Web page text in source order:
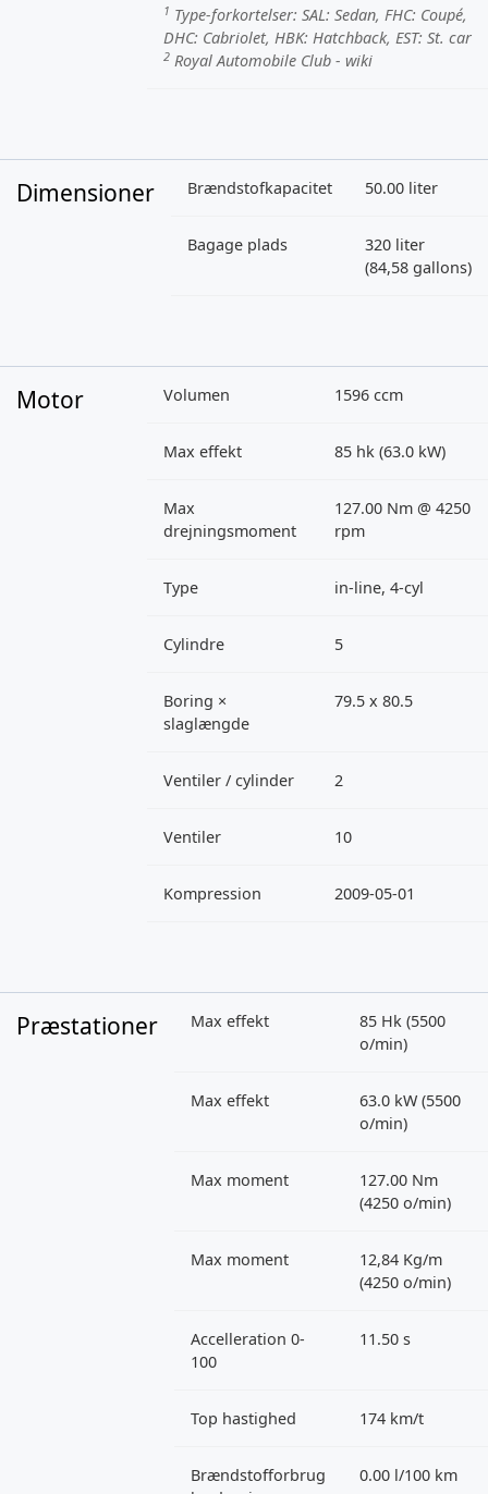
1 Type-forkortelser: SAL: Sedan, FHC: Coupé,
DHC: Cabriolet, HBK: Hatchback, EST: St. car
2 Royal Automobile Club - wiki
Dimensioner Brændstofkapacitet 50.00 liter
Bagage plads
320 liter
(84,58 gallons)
Motor Volumen 1596 ccm
Max effekt 85 hk (63.0 kW)
Max
drejningsmoment
127.00 Nm @ 4250
rpm
Type in-line, 4-cyl
Cylindre 5
Boring ×
slaglængde
79.5 x 80.5
Ventiler / cylinder 2
Ventiler 10
Kompression 2009-05-01
Præstationer Max effekt
85 Hk (5500
o/min)
Max effekt
63.0 kW (5500
o/min)
Max moment
127.00 Nm
(4250 o/min)
Max moment
12,84 Kg/m
(4250 o/min)
Accelleration 0-
100
11.50 s
Top hastighed 174 km/t
Brændstofforbrug
0.00 l/100 km